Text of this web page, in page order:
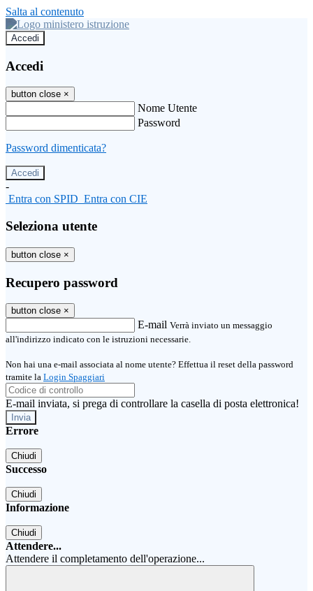
Salta al contenuto
Accedi
Accedi
button close ×
Nome Utente
Password
Password dimenticata?
-
Entra con SPID Entra con CIE
Seleziona utente
button close ×
Recupero password
button close ×
E-mail Verrà inviato un messaggio
all'indirizzo indicato con le istruzioni necessarie.
Non hai una e-mail associata al nome utente? Effettua il reset della password
tramite la Login Spaggiari
E-mail inviata, si prega di controllare la casella di posta elettronica!
Errore
Chiudi
Successo
Chiudi
Informazione
Chiudi
Attendere...
Attendere il completamento dell'operazione...